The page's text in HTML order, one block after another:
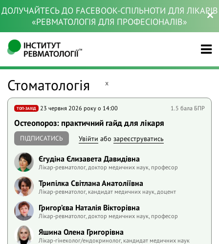
ДОЛУЧАЙТЕСЬ ДО FACEBOOK-СПІЛЬНОТИ ДЛЯ ЛІКАРІВ
«РЕВМАТОЛОГІЯ ДЛЯ ПРОФЕСІОНАЛІВ»
Стоматологія x
ТОП-ЗАХІД 23 червня 2026 року o 14:00 1.5 бала БПР
Остеопороз: практичний гайд для лікаря
ПІДПИСАТИСЬ Увійти або зареєструватись
Єгудіна Єлизавета Давидівна
Лікар-ревматолог, доктор медичних наук, професор
Трипілка Світлана Анатоліївна
Лікар-ревматолог, кандидат медичних наук, доцент
Григор’єва Наталія Вікторівна
Лікар-ревматолог, доктор медичних наук, професор
Яшина Олена Григорівна
Лікар-гінеколог/ендокринолог, кандидат медичних наук